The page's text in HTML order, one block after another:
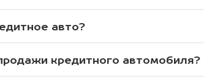
авто?
кредитного автомобиля?